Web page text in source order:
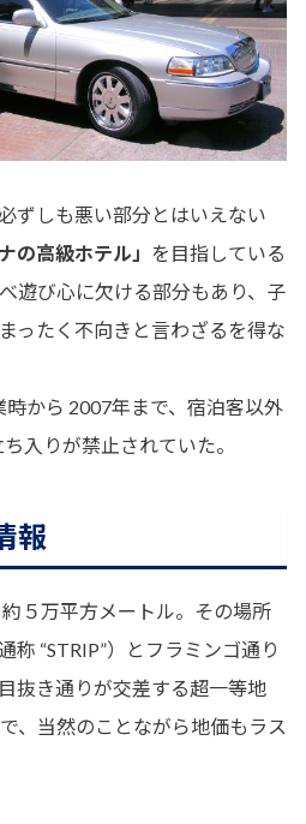
ずしも悪い部分とはいえない
の高級ホテル」
を目指している
遊び心に欠ける部分もあり、子
ったく不向きと言わざるを得な
から 2007年まで、宿泊客以外
入りが禁止されていた。
報
５万平方メートル。その場所
称 “STRIP”）とフラミンゴ通り
抜き通りが交差する超一等地
、当然のことながら地価もラス